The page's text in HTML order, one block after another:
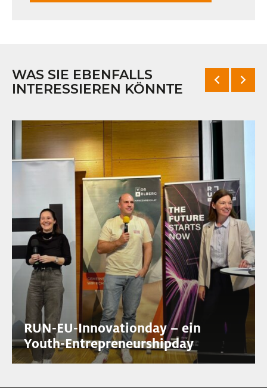
WAS SIE EBENFALLS
INTERESSIEREN KÖNNTE
RUN-EU-Innovationday – ein
Youth-Entrepreneurshipday